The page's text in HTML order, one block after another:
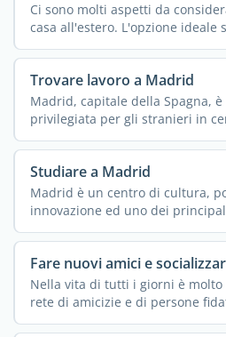
Ci sono molti aspetti da
casa all'estero. L'opzione ideale
Trovare lavoro a Madrid
Madrid, capitale della Spagna,
privilegiata per gli stranieri in
Studiare a Madrid
Madrid è un centro di cultura,
innovazione ed uno dei
Fare nuovi amici e
Nella vita di tutti i giorni è
rete di amicizie e di persone